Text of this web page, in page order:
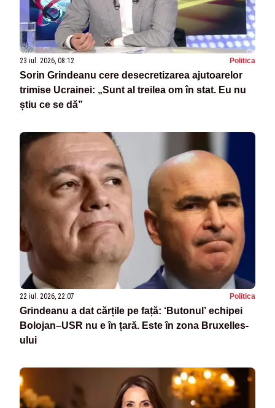
23 iul. 2026, 08:12 Politica
Sorin Grindeanu cere desecretizarea ajutoarelor
trimise Ucrainei: „Sunt al treilea om în stat. Eu nu
știu ce se dă”
22 iul. 2026, 22:07 Politica
Grindeanu a dat cărțile pe față: ‘Butonul’ echipei
Bolojan–USR nu e în țară. Este în zona Bruxelles-
ului